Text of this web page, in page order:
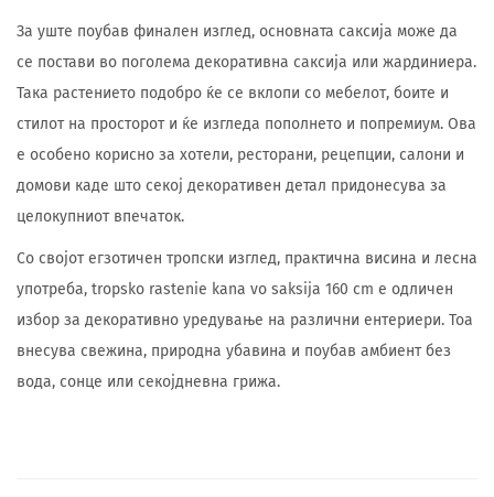
За уште поубав финален изглед, основната саксија може да
се постави во поголема декоративна саксија или жардиниера.
Така растението подобро ќе се вклопи со мебелот, боите и
стилот на просторот и ќе изгледа пополнето и попремиум. Ова
е особено корисно за хотели, ресторани, рецепции, салони и
домови каде што секој декоративен детал придонесува за
целокупниот впечаток.
Со својот егзотичен тропски изглед, практична висина и лесна
употреба, tropsko rastenie kana vo saksija 160 cm е одличен
избор за декоративно уредување на различни ентериери. Тоа
внесува свежина, природна убавина и поубав амбиент без
вода, сонце или секојдневна грижа.